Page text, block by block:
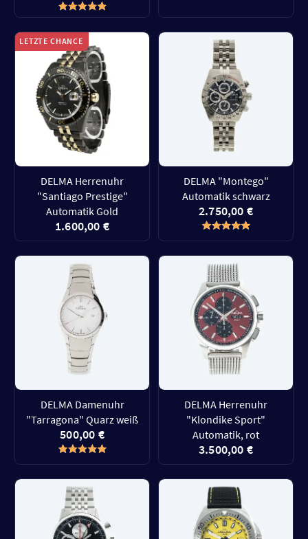
LETZTE CHANCE
DELMA Herrenuhr
"Santiago Prestige"
Automatik Gold
1.600,00 €
DELMA "Montego"
Automatik schwarz
2.750,00 €
DELMA Damenuhr
"Tarragona" Quarz weiß
500,00 €
DELMA Herrenuhr
"Klondike Sport"
Automatik, rot
3.500,00 €